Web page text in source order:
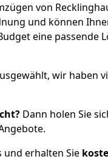
von
und können
eine passende
wir haben
Dann holen Sie
und erhalten Sie